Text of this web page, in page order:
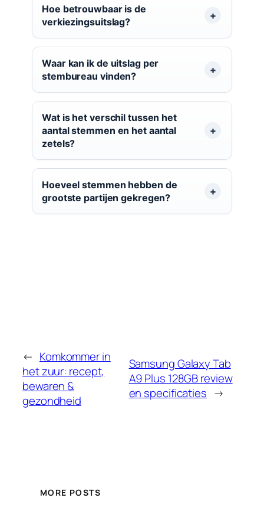
Hoe betrouwbaar is de
verkiezingsuitslag?
Waar kan ik de uitslag per
stembureau vinden?
Wat is het verschil tussen het
aantal stemmen en het aantal
zetels?
Hoeveel stemmen hebben de
grootste partijen gekregen?
← Komkommer in
het zuur: recept,
bewaren &
gezondheid
Samsung Galaxy Tab
A9 Plus 128GB review
en specificaties →
MORE POSTS